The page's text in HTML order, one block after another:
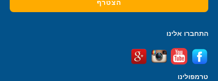
התחברו אלינו
טרמפולינו